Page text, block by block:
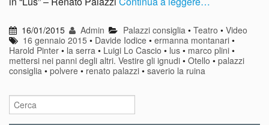
16/01/2015 Admin Palazzi consiglia • Teatro • Video
16 gennaio 2015 • Davide Iodice •ermanna montanari •
Harold Pinter • la serra • Luigi Lo Cascio • lus • marco plini •
mettersi nei panni degli altri. Vestire gli ignudi • Otello • palazzi
consiglia • polvere • renato palazzi • saverio la ruina